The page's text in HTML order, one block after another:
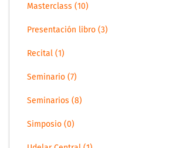
Masterclass (10)
Presentación libro (3)
Recital (1)
Seminario (7)
Seminarios (8)
Simposio (0)